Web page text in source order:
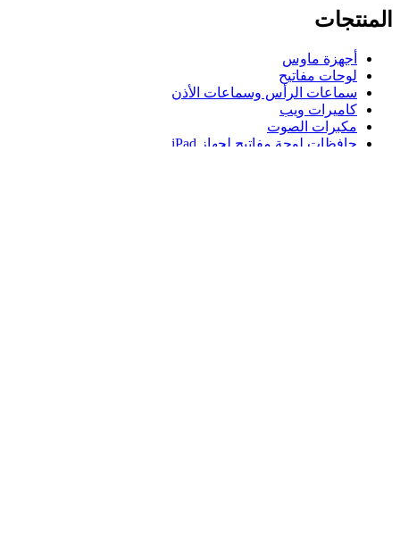
المنتجات
أجهزة ماوس
لوحات مفاتيح
سماعات الرأس وسماعات الأذن
كاميرات ويب
مكبرات الصوت
حافظات لوحة مفاتيح لجهاز iPad